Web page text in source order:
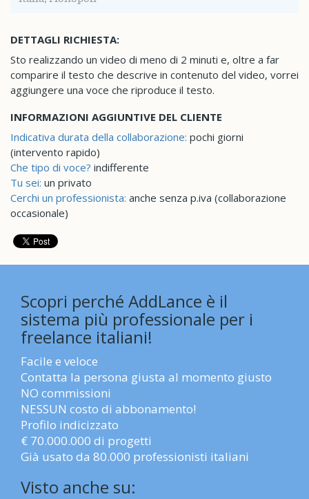
DETTAGLI RICHIESTA:
Sto realizzando un video di meno di 2 minuti e, oltre a far
comparire il testo che descrive in contenuto del video, vorrei
aggiungere una voce che riproduce il testo.
INFORMAZIONI AGGIUNTIVE DEL CLIENTE
Indicativa durata della collaborazione: pochi giorni
(intervento rapido)
Che tipo di voce? indifferente
Tu sei: un privato
Cerchi un professionista: anche senza p.iva (collaborazione
occasionale)
Scopri perché AddLance è il
sistema più professionale per i
freelance italiani!
Facile e veloce
Contatta la persona giusta al momento giusto
NO commissioni
NESSUN costo di abbonamento!
Profilo indicizzato
€ 70.000.000 di progetti
Già usato da 80.000 professionisti italiani
Visto anche su: